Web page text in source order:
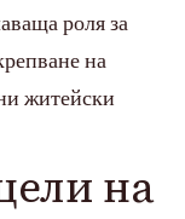
роля за
на
житейски
на